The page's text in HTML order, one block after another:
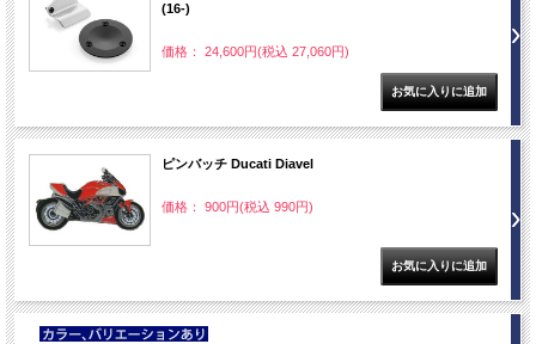
(16-)
価格： 24,600円(税込 27,060円)
ピンバッチ Ducati Diavel
価格： 900円(税込 990円)
NEW